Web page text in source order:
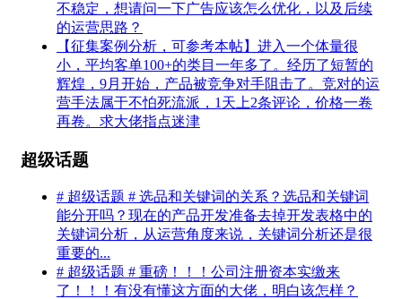
不稳定，想请问一下广告应该怎么优化，以及后续
的运营思路？
【征集案例分析，可参考本帖】进入一个体量很
小，平均客单100+的类目一年多了。经历了短暂的
辉煌，9月开始，产品被竞争对手阻击了。竞对的运
营手法属于不怕死流派，1天上2条评论，价格一卷
再卷。求大佬指点迷津
超级话题
# 超级话题 # 选品和关键词的关系？选品和关键词
能分开吗？现在的产品开发准备去掉开发表格中的
关键词分析，从运营角度来说，关键词分析还是很
重要的...
# 超级话题 # 重磅！！！公司注册资本实缴来
了！！！有没有懂这方面的大佬，明白该怎样？